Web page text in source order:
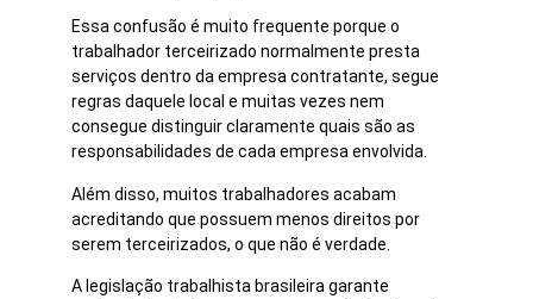
Essa confusão é muito frequente porque o
trabalhador terceirizado normalmente presta
serviços dentro da empresa contratante, segue
regras daquele local e muitas vezes nem
consegue distinguir claramente quais são as
responsabilidades de cada empresa envolvida.
Além disso, muitos trabalhadores acabam
acreditando que possuem menos direitos por
serem terceirizados, o que não é verdade.
A legislação trabalhista brasileira garante